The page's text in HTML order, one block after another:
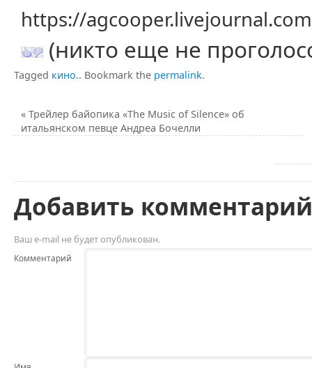
https://
(никто еще не
Tagged кино.. Bookmark the permalink.
« Трейлер байопика «The Music of Silence» об
итальянском певце Андреа Бочелли
Добавить комментарий
Ваш e-mail не будет опубликован.
Комментарий